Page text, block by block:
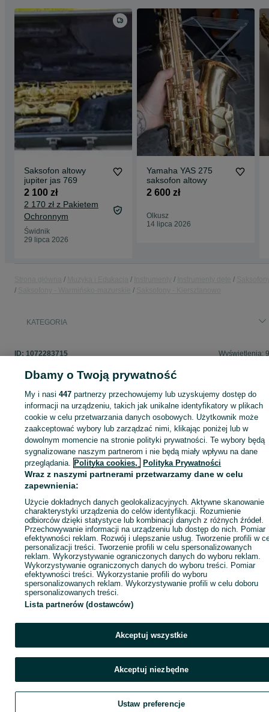
Saksofon altowy
jupiter jas 769
2 100 zł
2 170 zł z Pakietem
Ochronnym
Świdnik
29 lipca 2026
Yamaha YAS 275
saksofon altowy
2 600 zł
Olkusz
14 lipca 2026
KATEGORIA
ID: 1072283715 Wyświetlenia:
Zaloguj się lub załóż konto na OLX, aby skontaktować się z
sprzedającym
Zaloguj się / Załóż konto
Dbamy o Twoją prywatność
My i nasi447 partnerzy przechowujemy lub uzyskujemy dostęp do
informacji na urządzeniu, takich jak unikalne identyfikatory w plikach
cookie w celu przetwarzania danych osobowych. Użytkownik może
zaakceptować wybory lub zarządzać nimi, klikając poniżej lub w
dowolnym momencie na stronie polityki prywatności. Te wybory będą
sygnalizowane naszym partnerom i nie będą miały wpływu na dane
przeglądania. Polityka cookies, Polityka Prywatności
Wraz z naszymi partnerami przetwarzamy dane w celu
zapewnienia:
Użycie dokładnych danych geolokalizacyjnych. Aktywne skanowanie
charakterystyki urządzenia do celów identyfikacji. Rozumienie
odbiorców dzięki statystyce lub kombinacji danych z różnych źródeł.
Przechowywanie informacji na urządzeniu lub dostęp do nich. Pomiar
efektywności reklam. Rozwój i ulepszanie usług. Tworzenie profili w
personalizacji treści. Tworzenie profili w celu spersonalizowanych
reklam. Wykorzystywanie ograniczonych danych do wyboru reklam.
Wykorzystywanie ograniczonych danych do wyboru treści. Pomiar
efektywności treści. Wykorzystanie profili do wyboru
spersonalizowanych reklam. Wykorzystywanie profili w celu doboru
spersonalizowanych treści.
Lista partnerów (dostawców)
Akceptuj wszystkie
Akceptuj niezbędne
Ustaw preferencje